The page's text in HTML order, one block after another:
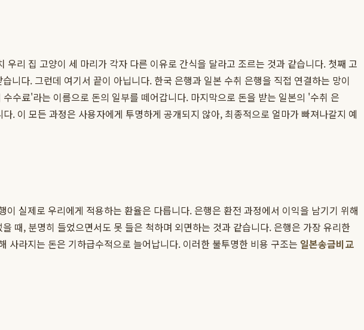
리 집 고양이 세 마리가 각자 다른 이유로 간식을 달라고 조르는 것과 같습니다. 첫째 고
다. 그런데 여기서 끝이 아닙니다. 한국 은행과 일본 수취 은행을 직접 연결하는 망이
수료'라는 이름으로 돈의 일부를 떼어갑니다. 마지막으로 돈을 받는 일본의 '수취 은
이 모든 과정은 사용자에게 투명하게 공개되지 않아, 최종적으로 얼마가 빠져나갈지 예
실제로 우리에게 적용하는 환율은 다릅니다. 은행은 환전 과정에서 이익을 남기기 위해
때, 분명히 들었으면서도 못 들은 척하며 외면하는 것과 같습니다. 은행은 가장 유리한
사라지는 돈은 기하급수적으로 늘어납니다. 이러한 불투명한 비용 구조는 일본송금비교